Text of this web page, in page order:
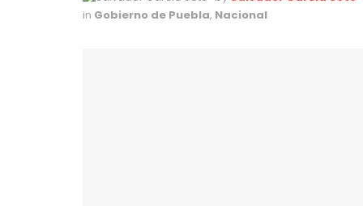
in Gobierno de Puebla, Nacional